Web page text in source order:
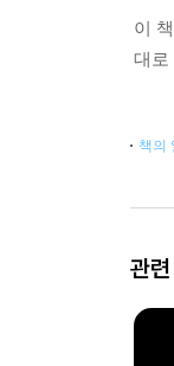
이
대로
책의
관